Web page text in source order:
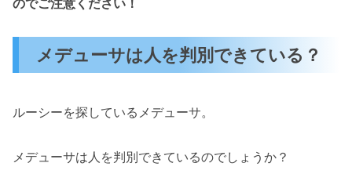
のでご注意ください！
メデューサは人を判別できている？
ルーシーを探しているメデューサ。
メデューサは人を判別できているのでしょうか？